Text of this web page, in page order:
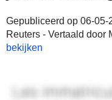
Gepubliceerd op 06-05-
Reuters - Vertaald door
bekijken